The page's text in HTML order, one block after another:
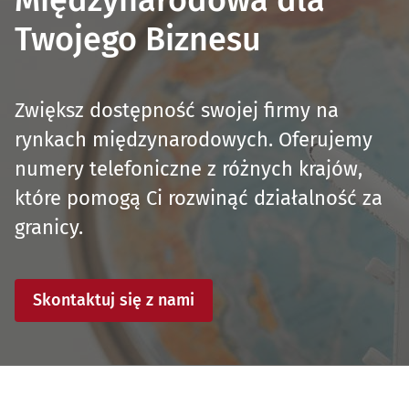
Twojego Biznesu
Zwiększ dostępność swojej firmy na
rynkach międzynarodowych. Oferujemy
numery telefoniczne z różnych krajów,
które pomogą Ci rozwinąć działalność za
granicy.
Skontaktuj się z nami